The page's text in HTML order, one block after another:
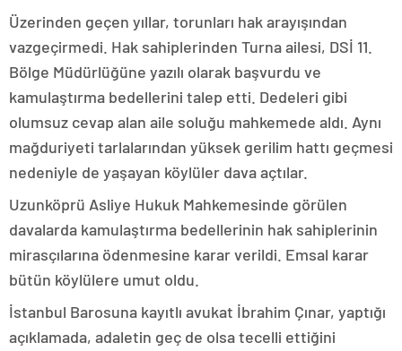
Üzerinden geçen yıllar, torunları hak arayışından
vazgeçirmedi. Hak sahiplerinden Turna ailesi, DSİ 11.
Bölge Müdürlüğüne yazılı olarak başvurdu ve
kamulaştırma bedellerini talep etti. Dedeleri gibi
olumsuz cevap alan aile soluğu mahkemede aldı. Aynı
mağduriyeti tarlalarından yüksek gerilim hattı geçmesi
nedeniyle de yaşayan köylüler dava açtılar.
Uzunköprü Asliye Hukuk Mahkemesinde görülen
davalarda kamulaştırma bedellerinin hak sahiplerinin
mirasçılarına ödenmesine karar verildi. Emsal karar
bütün köylülere umut oldu.
İstanbul Barosuna kayıtlı avukat İbrahim Çınar, yaptığı
açıklamada, adaletin geç de olsa tecelli ettiğini